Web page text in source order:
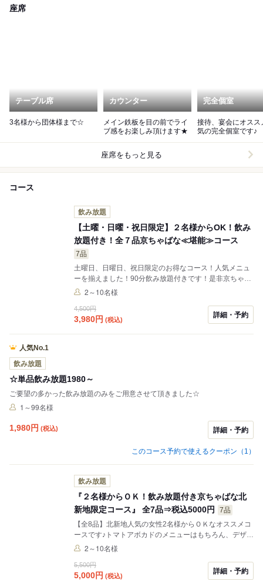
座席
テーブル席
3名様から団体様まで☆
カウンター
メイン鉄板を目の前でライ
ブ感をお楽しみ頂けます★
完全個室
接待、宴会にオス
気の完全個室です♪
座席をもっと見る
コース
飲み放題
【土曜・日曜・祝日限定】２名様からOK！飲み
放題付き！全７品京ちゃばな≪堪能≫コース
7品
土曜日、日曜日、祝日限定のお得なコース！人気メニュ
ーを揃えました！90分飲み放題付きです！是非京ちゃば
な北新地店の名物鉄板焼きを堪能して下さい！ ※祝前日
2～10名様
4,500円
3,980円 (税込)
詳細・予約
人気No.1
飲み放題
☆単品飲み放題1980～
ご要望の多かった飲み放題のみをご用意させて頂きました☆
1～99名様
1,980円 (税込) 詳細・予約
このコース予約で使えるクーポン（1）
飲み放題
『２名様からＯＫ！飲み放題付き京ちゃばな北
新地限定コース』 全7品⇒税込5000円
7品
【全8品】北新地人気の女性2名様からＯＫなオススメコ
ースです♪トマトアボカドのメニューはもちろん、デザー
トまで付いて飲み放題付きの人気コース。
2～10名様
5,500円
5,000円 (税込)
詳細・予約